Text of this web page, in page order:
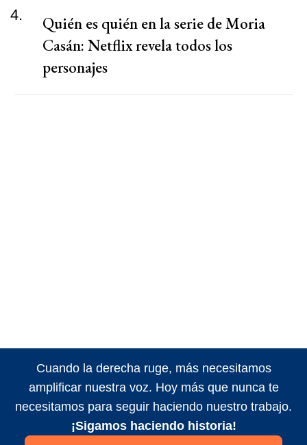
4.
Quién es quién en la serie de Moria
Casán: Netflix revela todos los
personajes
Cuando la derecha ruge, más necesitamos
amplificar nuestra voz. Hoy más que nunca te
necesitamos para seguir haciendo nuestro trabajo.
¡Sigamos haciendo historia!